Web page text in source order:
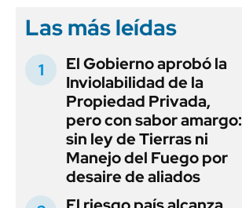
Las más leídas
El Gobierno aprobó la
Inviolabilidad de la
Propiedad Privada,
pero con sabor amargo:
sin ley de Tierras ni
Manejo del Fuego por
desaire de aliados